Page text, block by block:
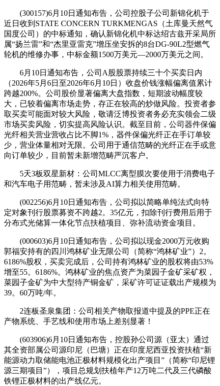
(300157)6月10日通知布告，公司控股子公司新锦化机于
近日收到STATE CONCERN TURKMENGAS（土库曼天然气
国度公司）的中标通知，确认新锦化机中标达绍古兹开采局所
属“扬兰雷”和“杰里亚雷克”增压坐安拆的8台DG-90L2型燃气
轮机的维修办事，中标金额1500万美元—2000万美元之间。
6月10日通知布告，公司A股股票持续三十个买卖日内
（2026年5月6日至2026年6月10日）收盘价钱涨幅偏离值累计
跨越200%。公司股价显著偏离大盘指数，短期波动幅度较
大，已较着偏离市场走势，存正在较高的炒做风险。投资者参
取买卖可能面对较大风险，敬请泛博投资者务必充实领会二级
市场买卖风险，切实提高风险认识。截至目前，公司器件保偏
光纤相关营业营收占比不脚1%，器件保偏光纤正在手订单较
少，营业体量相对无限。公司用于通信范畴的光纤正在手或意
向订单较少，目前暂未新增范畴严沉客户。
5天3板双星新材：公司MLCC离型膜次要使用于消费电子
和汽车电子用范畴，暂未涉及AI算力相关使用范畴。
(002256)6月10日通知布告，公司拟以简略单纯法式向特
定对象刊行股票募资不跨越2。35亿元，扣除刊行费用后用于
分布式光储算一体化节点扶植项目、弥补流动资金项目。
(000603)6月10日通知布告，公司拟以现金2000万元收购
郭福安持有的四川鸿林矿业无限公司（简称“鸿林矿业”）2。
6186%股权，买卖完成后，公司持有鸿林矿业的股权将由53%
增至55。6186%。鸿林矿业的焦点资产为菜园子金矿采矿权，
菜园子金矿为中大型待产铜金矿，采矿许可证证载出产规模为
39。60万吨/年。
2连板圣泉集团：公司相关产物取报道中提及的PPE正在
产物系统、手艺线和使用市场上差别显著！
(603906)6月10日通知布告，控股孙公司源（亚太）通过
其全资部属公司源印尼（巴塘）正在印度尼西亚投资扶植“新
能源动力取储能电池正极材料规模化出产项目”（简称“印尼锂
源三期项目”），项目总规划扶植年产12万吨二代及三代磷酸
铁锂正极材料的出产线亿元。